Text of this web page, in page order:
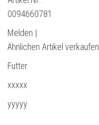
0094660781
Melden |
Ähnlichen Artikel verkaufen
Futter
xxxxx
yyyyy